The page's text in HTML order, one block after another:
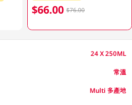
$66.00 $76.00
24 X 250ML
常溫
Multi 多產地